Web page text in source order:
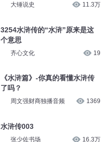
大锤说史 11.3万
3254水浒传的“水浒”原来是这
个意思
齐心文化 19
《水浒篇》-你真的看懂水浒传
了吗？
周文强财商独播音频 1369
水浒传003
张少佐书场 16.3万